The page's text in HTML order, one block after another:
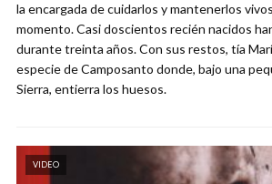
la encargada de cuidarlos y mantenerlos
momento. Casi doscientos recién nacidos
durante treinta años. Con sus restos, tía
especie de Camposanto donde, bajo una
Sierra, entierra los huesos.
VIDEO